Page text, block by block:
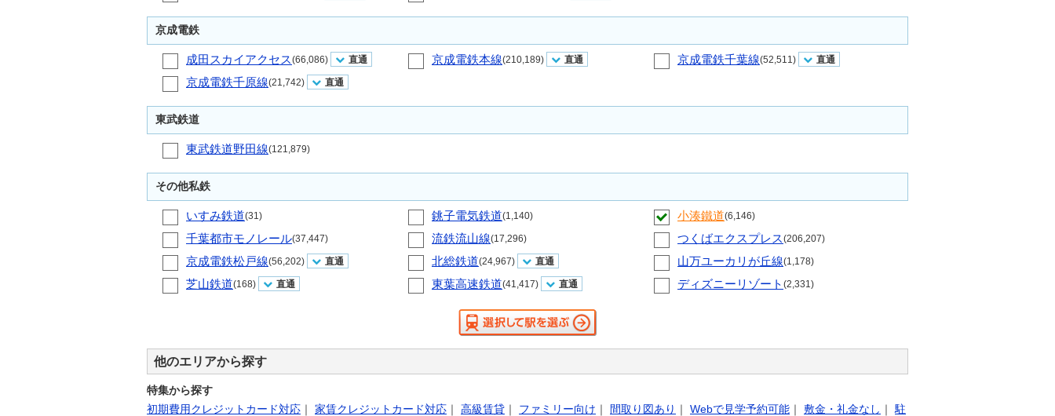
京成電鉄
成田スカイアクセス(66,086) 直通 京成電鉄本線(210,189) 直通 京成電鉄千葉線(52,511) 直通
京成電鉄千原線(21,742) 直通
東武鉄道
東武鉄道野田線(121,879)
その他私鉄
いすみ鉄道(31) 銚子電気鉄道(1,140) 小湊鐵道(6,146)
千葉都市モノレール(37,447) 流鉄流山線(17,296) つくばエクスプレス(206,207)
京成電鉄松戸線(56,202) 直通 北総鉄道(24,967) 直通 山万ユーカリが丘線(1,178)
芝山鉄道(168) 直通 東葉高速鉄道(41,417) 直通 ディズニーリゾート(2,331)
他のエリアから探す
特集から探す
初期費用クレジットカード対応 ｜ 家賃クレジットカード対応 ｜ 高級賃貸 ｜ ファミリー向け ｜ 間取り図あり ｜ Webで見学予約可能 ｜ 敷金・礼金なし ｜ 駐